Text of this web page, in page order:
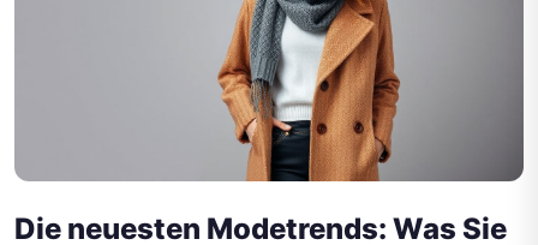
Die neuesten Modetrends: Was Sie